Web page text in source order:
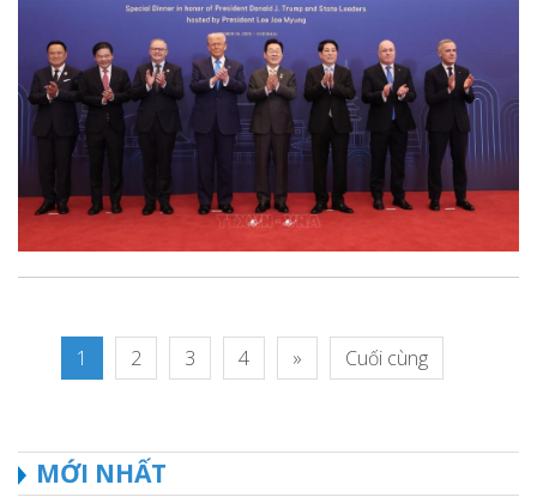
1 2 3 4 » Cuối cùng
MỚI NHẤT